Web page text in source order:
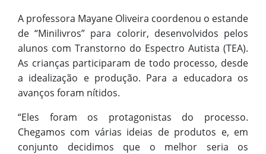
A professora Mayane Oliveira coordenou o estande
de “Minilivros” para colorir, desenvolvidos pelos
alunos com Transtorno do Espectro Autista (TEA).
As crianças participaram de todo processo, desde
a idealização e produção. Para a educadora os
avanços foram nítidos.
“Eles foram os protagonistas do processo.
Chegamos com várias ideias de produtos e, em
conjunto decidimos que o melhor seria os